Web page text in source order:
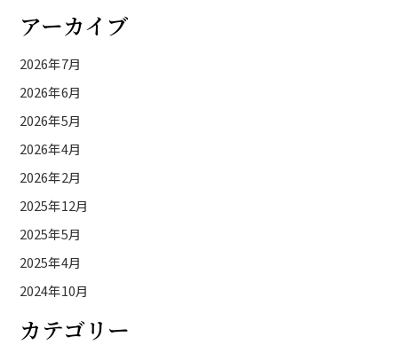
アーカイブ
2026年7月
2026年6月
2026年5月
2026年4月
2026年2月
2025年12月
2025年5月
2025年4月
2024年10月
カテゴリー